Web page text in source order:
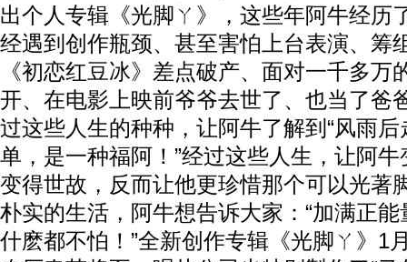
出个人专辑《光脚ㄚ》，这些年阿牛经历
经遇到创作瓶颈、甚至害怕上台表演、筹
《初恋红豆冰》差点破产、面对一千多万
开、在电影上映前爷爷去世了、也当了爸
过这些人生的种种，让阿牛了解到“风雨
单，是一种福阿！”经过这些人生，让阿
变得世故，反而让他更珍惜那个可以光著
朴实的生活，阿牛想告诉大家：“加满正
什麽都不怕！”全新创作专辑《光脚ㄚ》1